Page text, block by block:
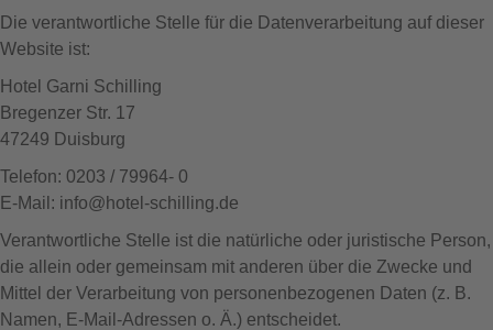
Die verantwortliche Stelle für die Datenverarbeitung auf dieser
Website ist:
Hotel Garni Schilling
Bregenzer Str. 17
47249 Duisburg
Telefon: 0203 / 79964- 0
E-Mail: info@hotel-schilling.de
Verantwortliche Stelle ist die natürliche oder juristische Person,
die allein oder gemeinsam mit anderen über die Zwecke und
Mittel der Verarbeitung von personenbezogenen Daten (z. B.
Namen, E-Mail-Adressen o. Ä.) entscheidet.